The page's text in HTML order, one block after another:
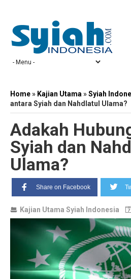
Home» Kajian Utama »Syiah
antara Syiah dan Nahdlatul Ulama?
Adakah
Syiah dan
Ulama?
Share on Facebook
Kajian Utama Syiah Indonesia